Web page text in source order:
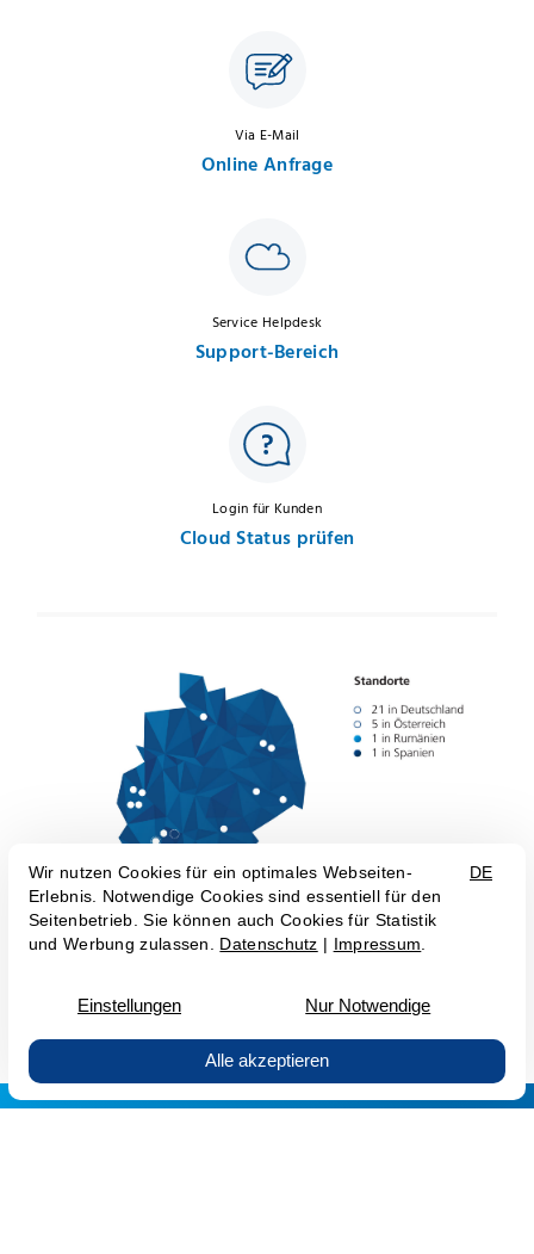
Via E-Mail
Online Anfrage
Service Helpdesk
Support-Bereich
Login für Kunden
Cloud Status prüfen